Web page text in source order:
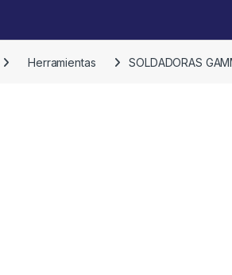
Herramientas SOLDADORAS